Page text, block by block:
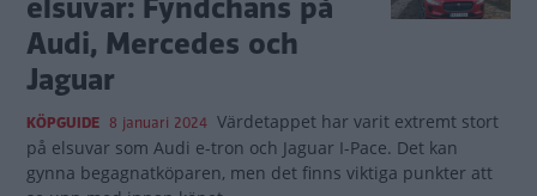
Audi, Mercedes och
Jaguar
KÖPGUIDE 8 januari 2024 Värdetappet har varit extremt stort
på elsuvar som Audi e-tron och Jaguar I-Pace. Det kan
gynna begagnatköparen, men det finns viktiga punkter att